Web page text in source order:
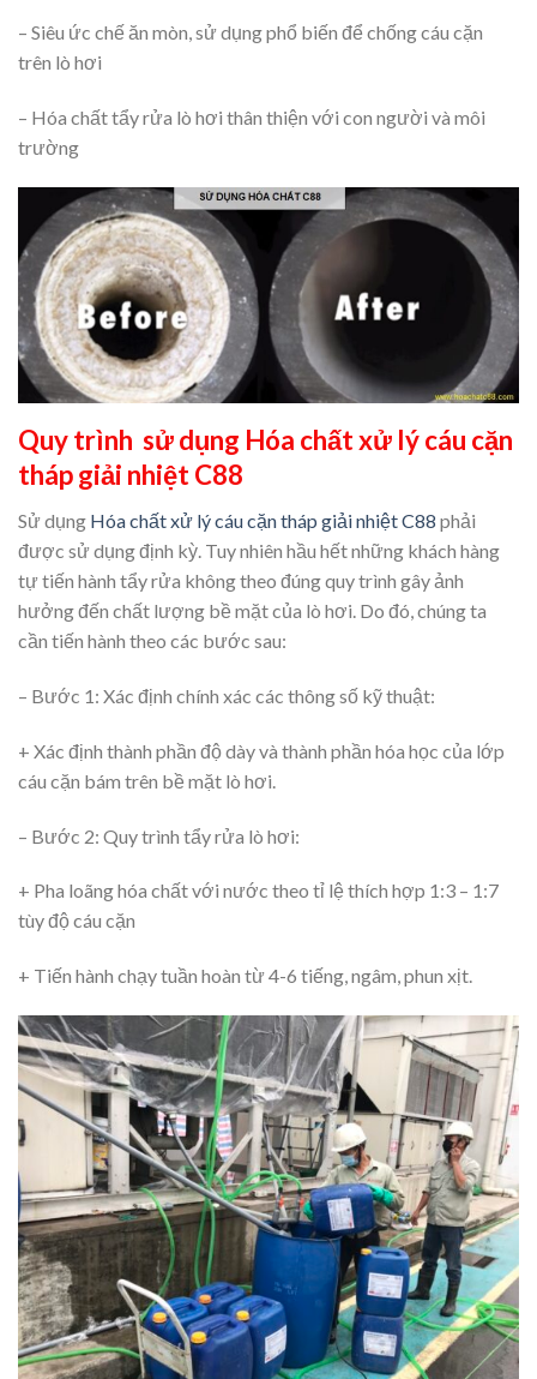
– Siêu ức chế ăn mòn, sử dụng phổ biến để chống cáu cặn
trên lò hơi
– Hóa chất tẩy rửa lò hơi thân thiện với con người và môi
trường
Quy trình sử dụng Hóa chất xử lý cáu cặn
tháp giải nhiệt C88
Sử dụng Hóa chất xử lý cáu cặn tháp giải nhiệt C88 phải
được sử dụng định kỳ. Tuy nhiên hầu hết những khách hàng
tự tiến hành tẩy rửa không theo đúng quy trình gây ảnh
hưởng đến chất lượng bề mặt của lò hơi. Do đó, chúng ta
cần tiến hành theo các bước sau:
– Bước 1: Xác định chính xác các thông số kỹ thuật:
+ Xác định thành phần độ dày và thành phần hóa học của lớp
cáu cặn bám trên bề mặt lò hơi.
– Bước 2: Quy trình tẩy rửa lò hơi:
+ Pha loãng hóa chất với nước theo tỉ lệ thích hợp 1:3 – 1:7
tùy độ cáu cặn
+ Tiến hành chạy tuần hoàn từ 4-6 tiếng, ngâm, phun xịt.